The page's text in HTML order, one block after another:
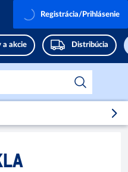
a akcie Distribúcia
Registrácia/Prihlásenie